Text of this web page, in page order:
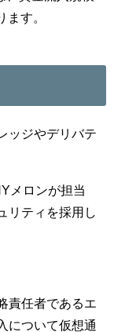
す。
ッジやデリバテ
メロンが担当
リティを採用し
責任者であるエ
について仮想通